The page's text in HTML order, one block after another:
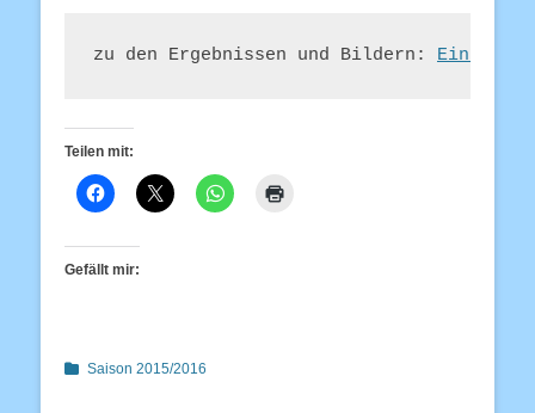
zu den Ergebnissen und Bildern:
Teilen mit:
Gefällt mir:
Kategorien
Saison 2015/2016